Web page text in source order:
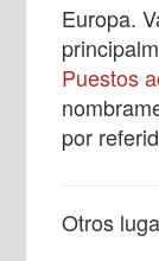
Europa.
Puestos
por
Otros